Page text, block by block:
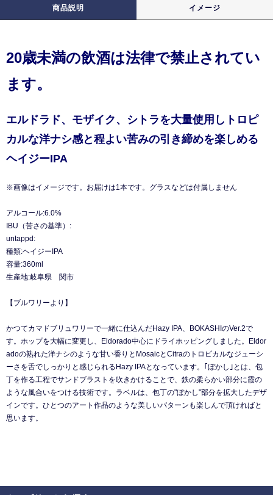
商品説明 イメージ
20歳未満の飲酒は法律で禁止されてい
ます。
エルドラド、モザイク、シトラを大量使用しトロピ
カルな洋ナシ感と程よい苦みの引き締めを楽しめる
ヘイジーIPA
※画像はイメージです。お届けは1本です。グラスなどは付属しません
アルコール:6.0%
IBU（苦さの基準）:
untappd:
種類:ヘイジーIPA
容量:360ml
生産地:岐阜県 関市
【ブルワリーより】
かつてカマドブリュワリーで一緒に仕込んだHazy IPA、BOKASHIのVer.2で
す。ホップを大幅に変更し、Eldorado中心にドライホッピングしました。Eldor
adoの熟れた洋ナシのような甘い香りとMosaicとCitraのトロピカルなジューシ
ーさを舌でしっかりと感じられるHazy IPAとなっています。｢ぼかし｣とは、包
丁を作る工程でサンドブラストを吹きかけることで、鉄の柔らかい部分に霞の
ような風合いをつける技術です。ラベルは、包丁の"ぼかし"部分を拡大したデザ
インです。ひとつのアート作品のような美しいパターンも楽しんで頂ければと
思います。